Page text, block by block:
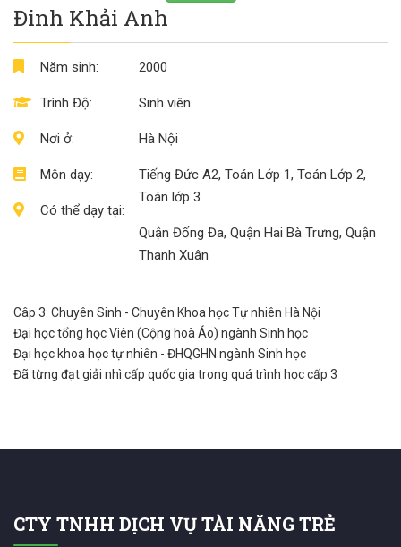
Đinh Khải Anh
Năm sinh:
Trình Độ:
Nơi ở:
Môn dạy:
Có thể dạy tại:
2000
Sinh viên
Hà Nội
Tiếng Đức A2, Toán Lớp 1, Toán Lớp 2,
Toán lớp 3
Quận Đống Đa, Quận Hai Bà Trưng, Quận
Thanh Xuân
Câp 3: Chuyên Sinh - Chuyên Khoa học Tự nhiên Hà Nội
Đại học tổng học Viên (Cộng hoà Áo) ngành Sinh học
Đại học khoa học tự nhiên - ĐHQGHN ngành Sinh học
Đã từng đạt giải nhì cấp quốc gia trong quá trình học cấp 3
CTY TNHH DỊCH VỤ TÀI NĂNG TRẺ